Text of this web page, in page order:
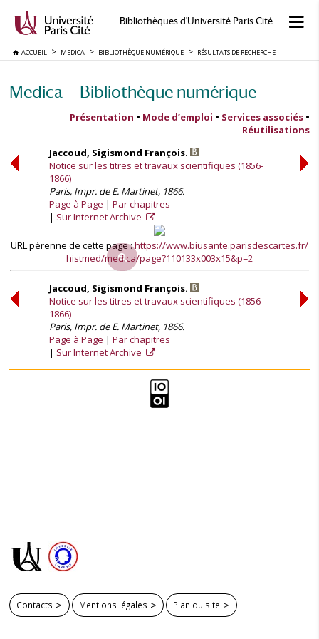
Bibliothèques d'Université Paris Cité
ACCUEIL MEDICA BIBLIOTHÈQUE NUMÉRIQUE RÉSULTATS DE RECHERCHE
Medica — Bibliothèque numérique
Présentation • Mode d’emploi • Services associés •
Réutilisations
Jaccoud, Sigismond François.
Notice sur les titres et travaux scientifiques (1856-
1866)
Paris, Impr. de E. Martinet, 1866.
Page à Page
Par chapitres
Sur Internet Archive
URL pérenne de cette page :https://www.biusante.parisdescartes.fr/
histmed/medica/page?110133x003x15&p=2
Jaccoud, Sigismond François.
Notice sur les titres et travaux scientifiques (1856-
1866)
Paris, Impr. de E. Martinet, 1866.
Page à Page
Par chapitres
Sur Internet Archive
Contacts Mentions légales Plan du site